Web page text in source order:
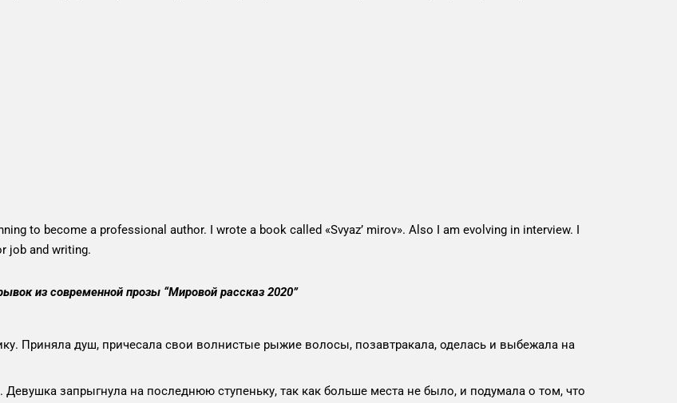
to become a professional author. I wrote a book called «Svyaz’ mirov». Also I am evolving in interview. I
job and writing.
из современной прозы “Мировой рассказ 2020”
Приняла душ, причесала свои волнистые рыжие волосы, позавтракала, оделась и выбежала на
запрыгнула на последнюю ступеньку, так как больше места не было, и подумала о том, что